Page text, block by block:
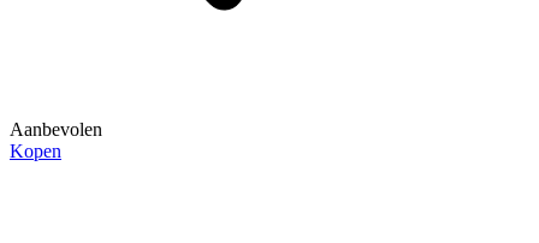
Aanbevolen
Kopen